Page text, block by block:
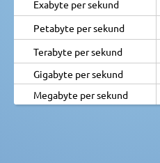
Exabyte per sekund
Petabyte per sekund
Terabyte per sekund
Gigabyte per sekund
Megabyte per sekund